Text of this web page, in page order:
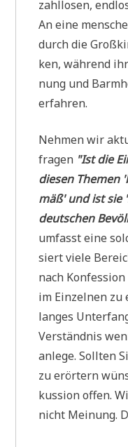
zahl­lo­sen,
An eine
durch die
ken, wäh­rend
nung und
erfahren.
Neh­men wir
fra­gen "Ist die
die­sen The­men
mäß' und ist
deut­schen
umfasst eine
siert vie­le
nach
im Ein­zel­nen
lan­ges
Ver­ständ­nis
anle­ge. Soll­ten
zu erör­tern
kus­si­on offen.
nicht Mei­nung.